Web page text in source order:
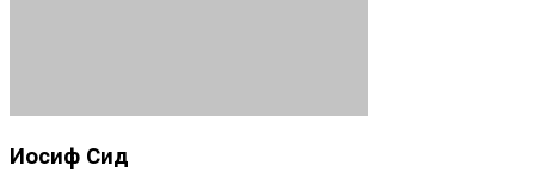
Иосиф Сид